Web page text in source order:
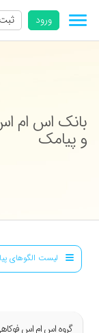
ورود
بانک اس ام
و پیامک
لیست الگوهای
گروه اس ام اس